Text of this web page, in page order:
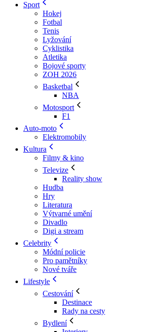
Sport
Hokej
Fotbal
Tenis
Lyžování
Cyklistika
Atletika
Bojové sporty
ZOH 2026
Basketbal
NBA
Motosport
F1
Auto-moto
Elektromobily
Kultura
Filmy & kino
Televize
Reality show
Hudba
Hry
Literatura
Výtvarné umění
Divadlo
Digi a stream
Celebrity
Módní policie
Pro pamětníky
Nové tváře
Lifestyle
Cestování
Destinace
Rady na cesty
Bydlení